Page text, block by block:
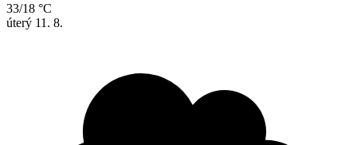
33/18 °C
úterý 11. 8.